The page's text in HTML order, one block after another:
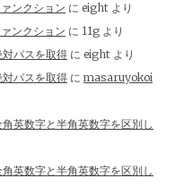
ンクション に eight より
ンクション に 11g より
パスを取得 に eight より
パスを取得 に masaruyokoi
英数字と半角英数字を区別し
英数字と半角英数字を区別し